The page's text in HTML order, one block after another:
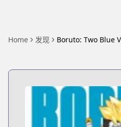
Home 发现 Boruto: Two Blue